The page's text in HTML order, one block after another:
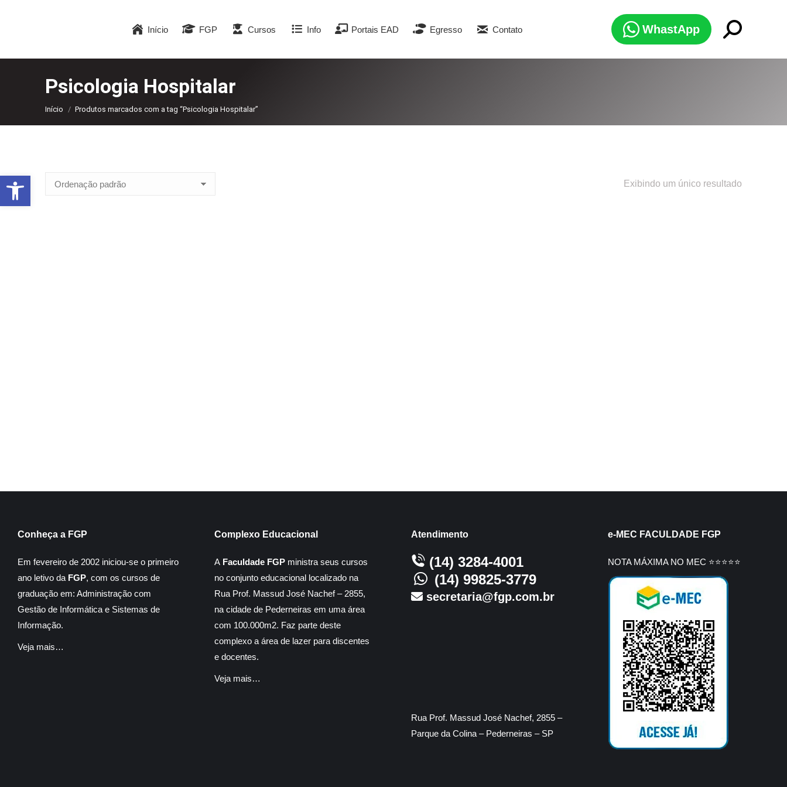
Início FGP Cursos Info Portais EAD Egresso Contato WhastApp Search:
Psicologia Hospitalar
Você está aqui:
Início Produtos marcados com a tag “Psicologia Hospitalar”
Exibindo um único resultado
Conheça a FGP
Em fevereiro de 2002 iniciou-se o primeiro
ano letivo da FGP, com os cursos de
graduação em: Administração com
Gestão de Informática e Sistemas de
Informação.
Veja mais…
Complexo Educacional
A Faculdade FGP ministra seus cursos
no conjunto educacional localizado na
Rua Prof. Massud José Nachef – 2855,
na cidade de Pederneiras em uma área
com 100.000m2. Faz parte deste
complexo a área de lazer para discentes
e docentes.
Veja mais…
Atendimento
(14) 3284-4001
(14) 99825-3779
secretaria@fgp.com.br
Rua Prof. Massud José Nachef, 2855 –
Parque da Colina – Pederneiras – SP
e-MEC FACULDADE FGP
NOTA MÁXIMA NO MEC ⭐⭐⭐⭐⭐
Abrir a barra de ferramentas